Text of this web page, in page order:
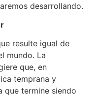
desarrollando.
resulte igual de
mundo. La
que, en
temprana y
que termine siendo